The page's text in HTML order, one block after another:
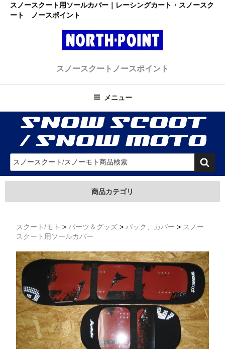
スノースクート用ソールカバー｜レーシングカート・スノースク
ート ノースポイント
ト ノースポイント
スノースクート ノースポイント
メニュー
索
商品カテゴリ
スクート/モト > パーツ＆グッズ > バック、カバー > スノー
スクート用ソールカバー